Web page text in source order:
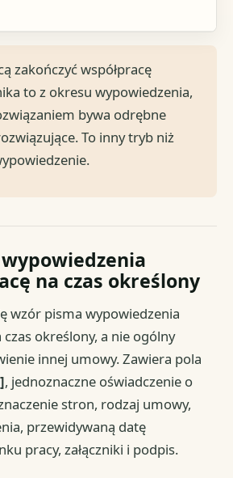
zakończyć współpracę
to z okresu wypowiedzenia,
bywa odrębne
To inny tryb niż
na czas określony
wzór pisma wypowiedzenia
określony, a nie ogólny
innej umowy. Zawiera pola
, jednoznaczne oświadczenie o
stron, rodzaj umowy,
przewidywaną datę
pracy, załączniki i podpis.